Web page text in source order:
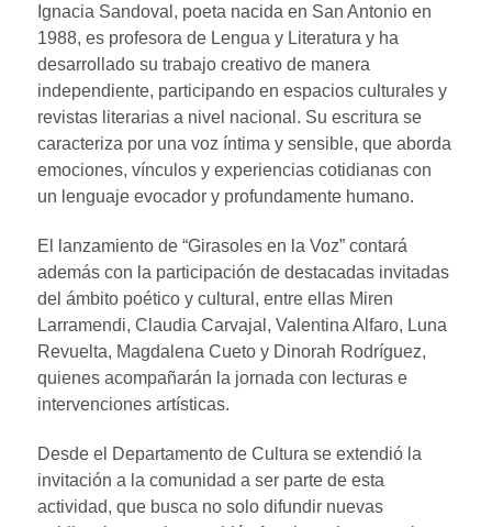
Ignacia Sandoval, poeta nacida en San Antonio en
1988, es profesora de Lengua y Literatura y ha
desarrollado su trabajo creativo de manera
independiente, participando en espacios culturales y
revistas literarias a nivel nacional. Su escritura se
caracteriza por una voz íntima y sensible, que aborda
emociones, vínculos y experiencias cotidianas con
un lenguaje evocador y profundamente humano.
El lanzamiento de “Girasoles en la Voz” contará
además con la participación de destacadas invitadas
del ámbito poético y cultural, entre ellas Miren
Larramendi, Claudia Carvajal, Valentina Alfaro, Luna
Revuelta, Magdalena Cueto y Dinorah Rodríguez,
quienes acompañarán la jornada con lecturas e
intervenciones artísticas.
Desde el Departamento de Cultura se extendió la
invitación a la comunidad a ser parte de esta
actividad, que busca no solo difundir nuevas